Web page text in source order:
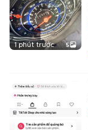
1 phút trước 5